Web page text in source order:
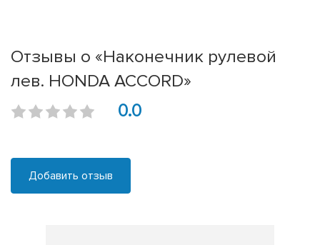
Отзывы о «Наконечник рулевой
лев. HONDA ACCORD»
0.0
Добавить отзыв